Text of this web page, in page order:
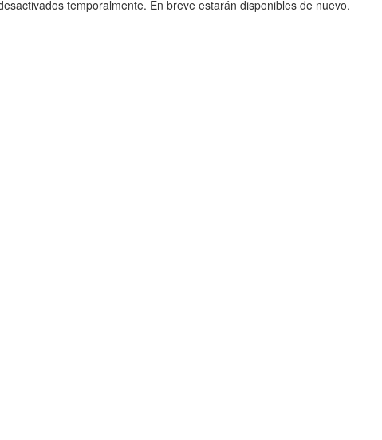
temporalmente. En breve estarán disponibles de nuevo.